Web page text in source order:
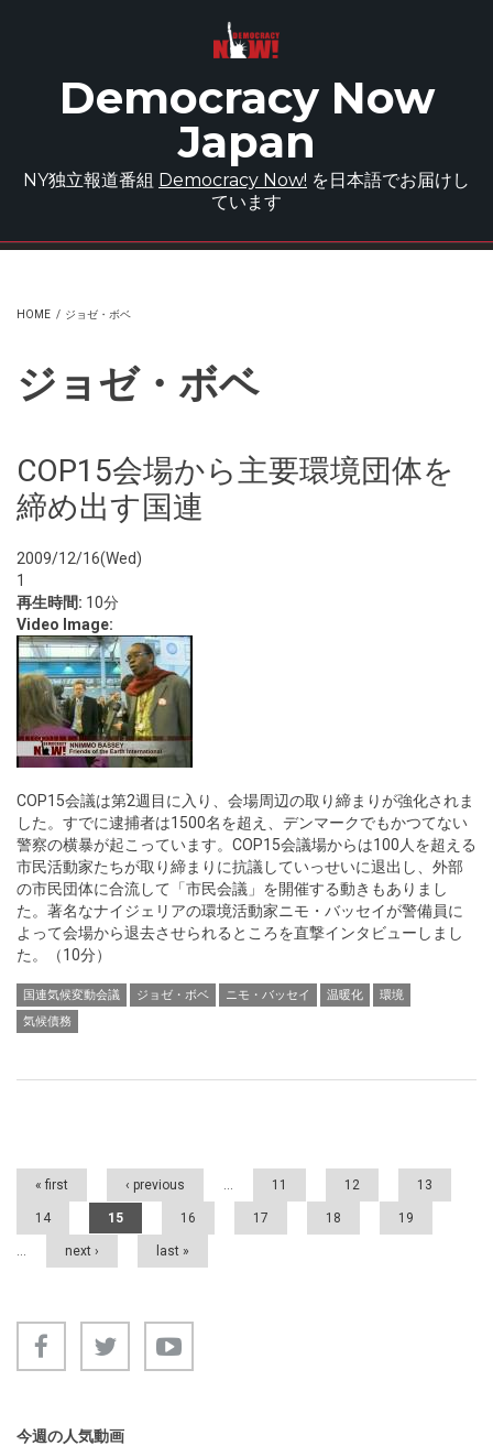
Democracy Now
Japan
NY独立報道番組 Democracy Now! を日本語でお届けし
ています
HOME / ジョゼ・ボベ
ジョゼ・ボベ
COP15会場から主要環境団体を
締め出す国連
2009/12/16(Wed)
1
再生時間: 10分
Video Image:
COP15会議は第2週目に入り、会場周辺の取り締まりが強化されま
した。すでに逮捕者は1500名を超え、デンマークでもかつてない
警察の横暴が起こっています。COP15会議場からは100人を超える
市民活動家たちが取り締まりに抗議していっせいに退出し、外部
の市民団体に合流して「市民会議」を開催する動きもありまし
た。著名なナイジェリアの環境活動家ニモ・バッセイが警備員に
よって会場から退去させられるところを直撃インタビューしまし
た。（10分）
国連気候変動会議 ジョゼ・ボベ ニモ・バッセイ 温暖化
環境
気候債務
Pages
« first ‹ previous … 11 12 13
14 15 16 17 18 19
… next › last »
今週の人気動画